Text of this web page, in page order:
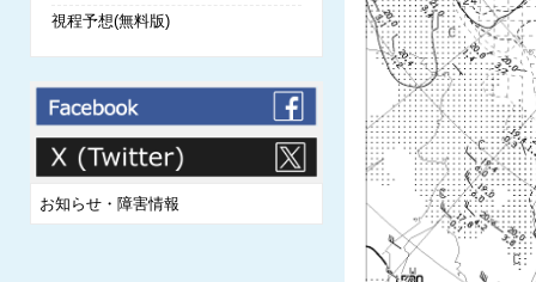
視程予想(無料版)
お知らせ・障害情報